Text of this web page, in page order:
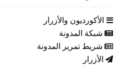
الأكورديون والأزرار
شبكة المدونة
شريط تمرير المدونة
الأزرار